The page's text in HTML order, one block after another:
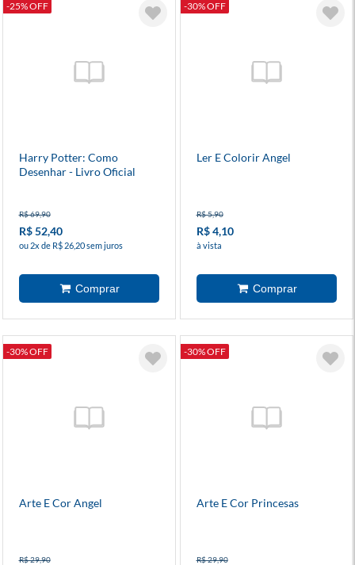
-25% OFF
Harry Potter: Como
Desenhar - Livro Oficial
R$ 69,90
R$ 52,40
ou 2x de R$ 26,20 sem juros
-30% OFF
Ler E Colorir Angel
R$ 5,90
R$ 4,10
à vista
-30% OFF
Arte E Cor Angel
R$ 29,90
-30% OFF
Arte E Cor Princesas
R$ 29,90